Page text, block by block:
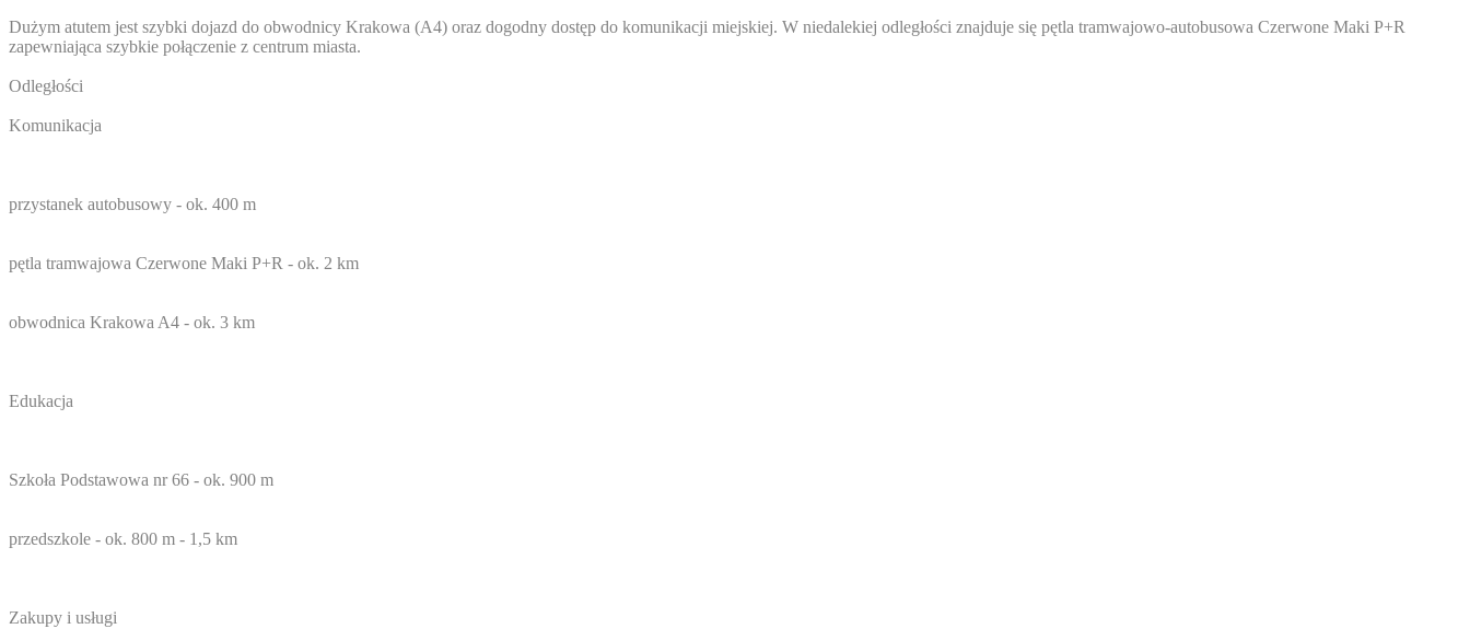
Dużym atutem jest szybki dojazd do obwodnicy Krakowa (A4) oraz dogodny dostęp do komunikacji miejskiej. W niedalekiej odległości znajduje się pętla tramwajowo-autobusowa Czerwone Maki P+R
zapewniająca szybkie połączenie z centrum miasta.
Odległości
Komunikacja
przystanek autobusowy - ok. 400 m
pętla tramwajowa Czerwone Maki P+R - ok. 2 km
obwodnica Krakowa A4 - ok. 3 km
Edukacja
Szkoła Podstawowa nr 66 - ok. 900 m
przedszkole - ok. 800 m - 1,5 km
Zakupy i usługi